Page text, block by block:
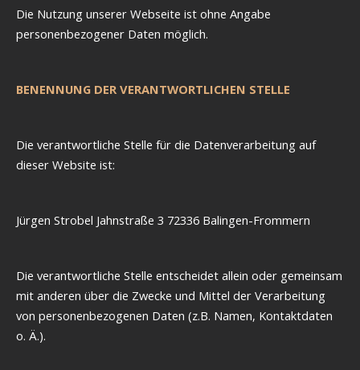
Die Nutzung unserer Webseite ist ohne Angabe
personenbezogener Daten möglich.
BENENNUNG DER VERANTWORTLICHEN STELLE
Die verantwortliche Stelle für die Datenverarbeitung auf
dieser Website ist:
Jürgen Strobel Jahnstraße 3 72336 Balingen-Frommern
Die verantwortliche Stelle entscheidet allein oder gemeinsam
mit anderen über die Zwecke und Mittel der Verarbeitung
von personenbezogenen Daten (z.B. Namen, Kontaktdaten
o. Ä.).